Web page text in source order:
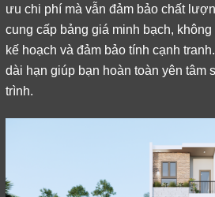
ưu chi phí mà vẫn đảm bảo chất
cung cấp bảng giá minh bạch,
kế hoạch và đảm bảo tính cạnh
dài hạn giúp bạn hoàn toàn yên tâm
trình.